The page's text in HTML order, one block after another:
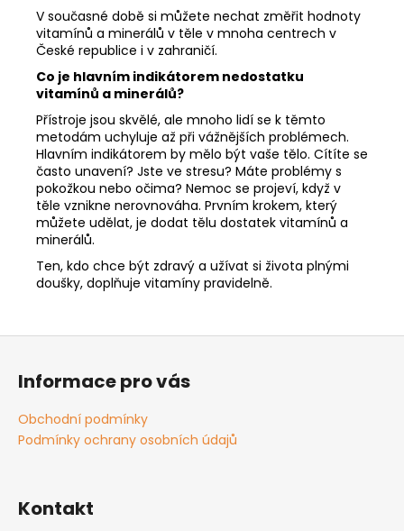
V současné době si můžete nechat změřit hodnoty
vitamínů a minerálů v těle v mnoha centrech v
České republice i v zahraničí.
Co je hlavním indikátorem nedostatku
vitamínů a minerálů?
Přístroje jsou skvělé, ale mnoho lidí se k těmto
metodám uchyluje až při vážnějších problémech.
Hlavním indikátorem by mělo být vaše tělo. Cítíte se
často unavení? Jste ve stresu? Máte problémy s
pokožkou nebo očima? Nemoc se projeví, když v
těle vznikne nerovnováha. Prvním krokem, který
můžete udělat, je dodat tělu dostatek vitamínů a
minerálů.
Ten, kdo chce být zdravý a užívat si života plnými
doušky, doplňuje vitamíny pravidelně.
Z
Informace pro vás
Obchodní podmínky
Podmínky ochrany osobních údajů
Kontakt